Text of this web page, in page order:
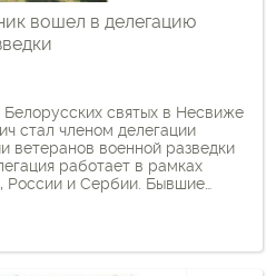
вошел в делегацию
святых в Несвиже
стал членом делегации
ветеранов военной разведки
работает в рамках
России и Сербии. Бывшие
посвященные 85-
войны. На
что «в ходе мероприятий